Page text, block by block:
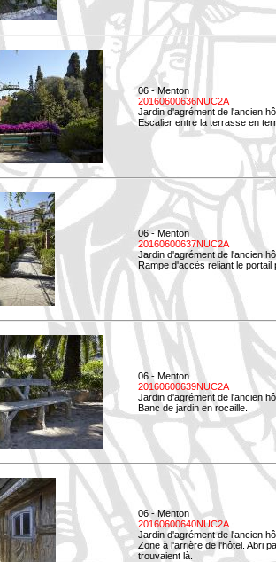
06 - Menton
20160600636NUC2A
Jardin d'agrément de l'ancien
Escalier entre la terrasse en
06 - Menton
20160600637NUC2A
Jardin d'agrément de l'ancien
Rampe d'accès reliant le portail
06 - Menton
20160600639NUC2A
Jardin d'agrément de l'ancien
Banc de jardin en rocaille.
06 - Menton
20160600640NUC2A
Jardin d'agrément de l'ancien
Zone à l'arrière de l'hôtel. Abri
trouvaient là.